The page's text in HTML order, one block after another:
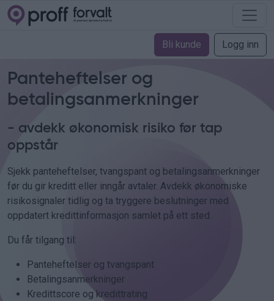
Bli kunde Logg inn
Panteheftelser og
betalingsanmerkninger
- avdekk økonomisk risiko før tap
oppstår
Sjekk panteheftelser, tvangspant og betalingsanmerkninger
før du gir kreditt eller inngår avtaler. Avdekk økonomiske
risikosignaler tidlig og ta tryggere beslutninger med
oppdatert kredittinformasjon samlet på ett sted.
Du får tilgang til:
Panteheftelser og tvangspant
Betalingsanmerkninger
Kredittscore og kredittrating